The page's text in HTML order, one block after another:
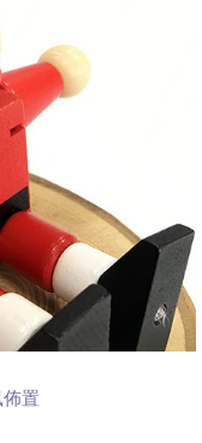
置